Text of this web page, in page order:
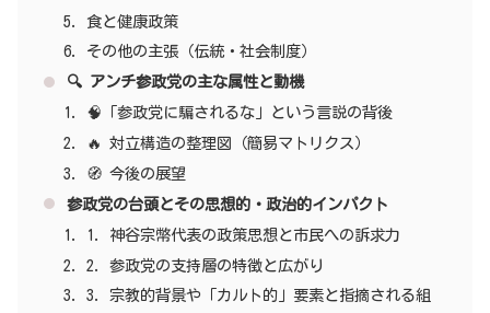
食と健康政策
その他の主張（伝統・社会制度）
🔍 アンチ参政党の主な属性と動機
🧠「参政党に騙されるな」という言説の背後
🔥 対立構造の整理図（簡易マトリクス）
🧭 今後の展望
参政党の台頭とその思想的・政治的インパクト
1. 神谷宗幣代表の政策思想と市民への訴求力
2. 参政党の支持層の特徴と広がり
3. 宗教的背景や「カルト的」要素と指摘される組